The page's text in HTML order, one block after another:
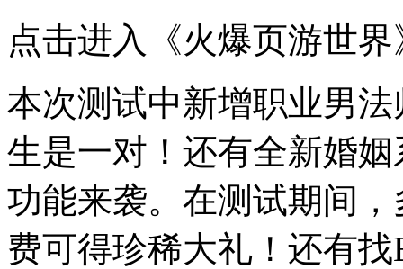
点击进入《火爆页游世
本次测试中新增职业男
生是一对！还有全新婚
功能来袭。在测试期间
费可得珍稀大礼！还有